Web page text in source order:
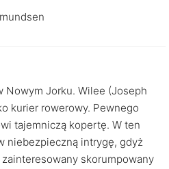
Nowym Jorku. Wilee (Joseph
kurier rowerowy. Pewnego
tajemniczą kopertę. W ten
niebezpieczną intrygę, gdyż
skorumpowany